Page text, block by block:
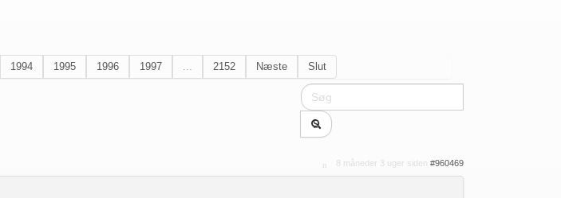
1994 1995 1996 1997 ... 2152 Næste Slut
8 måneder 3 uger siden #960469